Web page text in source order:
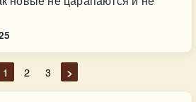
1 2 3 >